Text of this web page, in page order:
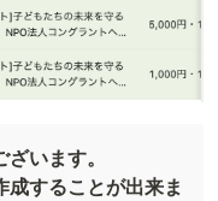
います。
することが出来ま